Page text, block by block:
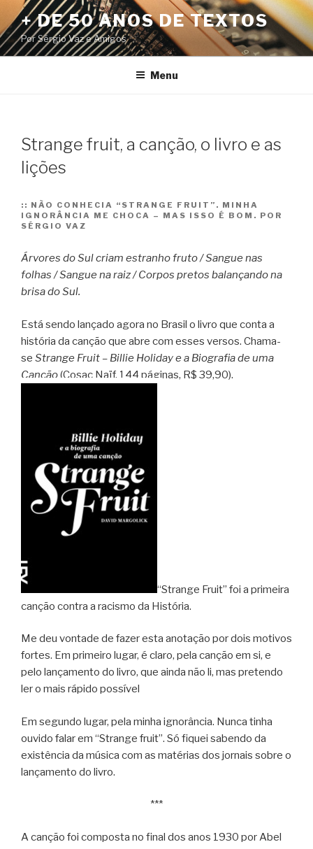
Pular
para
o
conteúdo
+ DE 50 ANOS DE TEXTOS
Por Sérgio Vaz e Amigos
Menu
Strange fruit, a canção, o livro e as
lições
:: NÃO CONHECIA “STRANGE FRUIT”. MINHA
IGNORÂNCIA ME CHOCA – MAS ISSO É BOM. POR
SÉRGIO VAZ
Árvores do Sul criam estranho fruto / Sangue nas
folhas / Sangue na raiz / Corpos pretos balançando na
brisa do Sul.
Está sendo lançado agora no Brasil o livro que conta a
história da canção que abre com esses versos. Chama-
se Strange Fruit – Billie Holiday e a Biografia de uma
Canção(Cosac Naïf, 144 páginas, R$ 39,90).
“Strange Fruit” foi a primeira
canção contra a racismo da História.
Me deu vontade de fazer esta anotação por dois motivos
fortes. Em primeiro lugar, é claro, pela canção em si, e
pelo lançamento do livro, que ainda não li, mas pretendo
ler o mais rápido possível
Em segundo lugar, pela minha ignorância. Nunca tinha
ouvido falar em “Strange fruit”. Só fiquei sabendo da
existência da música com as matérias dos jornais sobre o
lançamento do livro.
***
A canção foi composta no final dos anos 1930 por Abel